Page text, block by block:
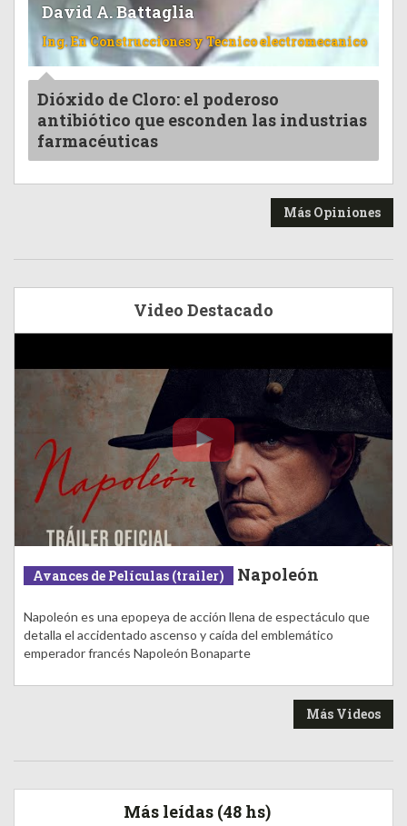
David A. Battaglia
Ing. En Construcciones y Tecnico electromecanico
Dióxido de Cloro: el poderoso
antibiótico que esconden las industrias
farmacéuticas
Más Opiniones
Video Destacado
Avances de Películas (trailer) Napoleón
Napoleón es una epopeya de acción llena de espectáculo que
detalla el accidentado ascenso y caída del emblemático
emperador francés Napoleón Bonaparte
Más Videos
Más leídas (48 hs)